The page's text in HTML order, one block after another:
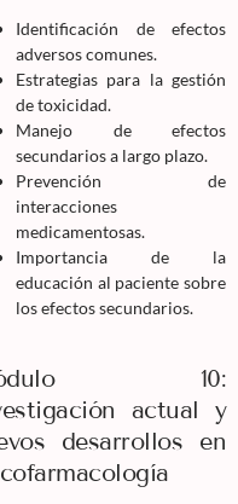
Identificación de efectos
adversos comunes.
Estrategias para la gestión
de toxicidad.
Manejo de efectos
secundarios a largo plazo.
Prevención de
interacciones
medicamentosas.
Importancia de la
educación al paciente sobre
los efectos secundarios.
10:
actual y
desarrollos en